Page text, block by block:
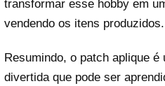
transformar esse hobby em
vendendo os itens produzidos.
Resumindo, o patch aplique
divertida que pode ser